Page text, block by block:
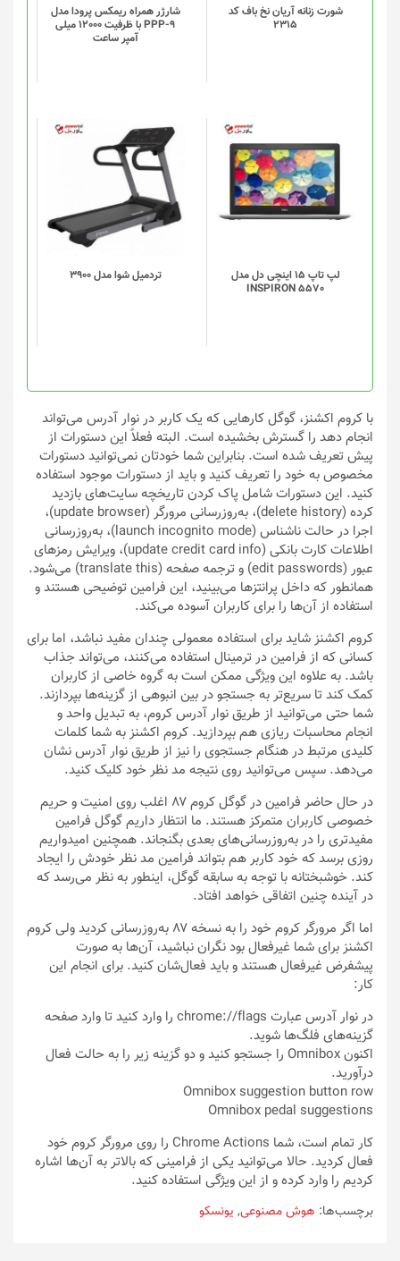
شورت زنانه آریان نخ باف کد
2315
گزینه
ها
محصول
انتخاب
شوند
شارژر همراه ریمکس پرودا مدل
PPP-9 با ظرفیت 12000 میلی
آمپر ساعت
لپ تاپ 15 اینچی دل مدل
INSPIRON 5570
تردميل شوا مدل 3900
با کروم اکشنز، گوگل کارهایی که یک کاربر در نوار آدرس می‌تواند
انجام دهد را گسترش بخشیده است. البته فعلاً این دستورات از
پیش تعریف شده است. بنابراین شما خودتان نمی‌توانید دستورات
مخصوص به خود را تعریف کنید و باید از دستورات موجود استفاده
کنید. این دستورات شامل پاک کردن تاریخچه سایت‌های بازدید
کرده (delete history)، به‌روزرسانی مرورگر (update browser)،
اجرا در حالت ناشناس (launch incognito mode)، به‌روزرسانی
اطلاعات کارت بانکی (update credit card info)، ویرایش رمزهای
عبور (edit passwords) و ترجمه صفحه (translate this) می‌شود.
همانطور که داخل پرانتز‌ها می‌بینید، این فرامین توضیحی هستند و
استفاده از آن‌ها را برای کاربران آسوده می‌کند.
کروم اکشنز شاید برای استفاده معمولی چندان مفید نباشد، اما برای
کسانی که از فرامین در ترمینال استفاده می‌کنند، می‌تواند جذاب
باشد. به علاوه این ویژگی ممکن است به گروه خاصی از کاربران
کمک کند تا سریع‌تر به جستجو در بین انبوهی از گزینه‌ها بپردازند.
شما حتی می‌توانید از طریق نوار آدرس کروم، به تبدیل واحد و
انجام محاسبات ریازی هم بپردازید. کروم اکشنز به شما کلمات
کلیدی مرتبط در هنگام جستجوی را نیز از طریق نوار آدرس نشان
می‌دهد. سپس می‌توانید روی نتیجه مد نظر خود کلیک کنید.
در حال حاضر فرامین در گوگل کروم ۸۷ اغلب روی امنیت و حریم
خصوصی کاربران متمرکز هستند. ما انتظار داریم گوگل فرامین
مفیدتری را در به‌روزرسانی‌های بعدی بگنجاند. همچنین امیدواریم
روزی برسد که خود کاربر هم بتواند فرامین مد نظر خودش را ایجاد
کند. خوشبختانه با توجه به سابقه گوگل، اینطور به نظر می‌رسد که
در آینده چنین اتفاقی خواهد افتاد.
اما اگر مرورگر کروم خود را به نسخه ۸۷ به‌روزرسانی کردید ولی کروم
اکشنز برای شما غیرفعال بود نگران نباشید، آن‌ها به صورت
پیشفرض غیرفعال هستند و باید فعال‌شان کنید. برای انجام این
کار:
در نوار آدرس عبارت chrome://flags را وارد کنید تا وارد صفحه
گزینه‌های فلگ‌ها شوید.
اکنون Omnibox را جستجو کنید و دو گزینه زیر را به حالت فعال
درآورید.
Omnibox suggestion button row
Omnibox pedal suggestions
کار تمام است، شما Chrome Actions را روی مرورگر کروم خود
فعال کردید. حالا می‌توانید یکی از فرامینی که بالاتر به آن‌ها اشاره
کردیم را وارد کرده و از این ویژگی استفاده کنید.
برچسب‌ها: هوش مصنوعی, یونسکو